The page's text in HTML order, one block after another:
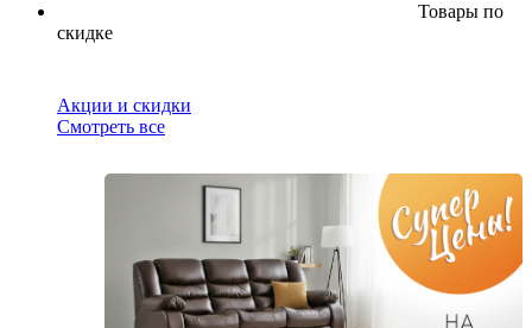
Товары по
скидке
Акции и скидки
Смотреть все